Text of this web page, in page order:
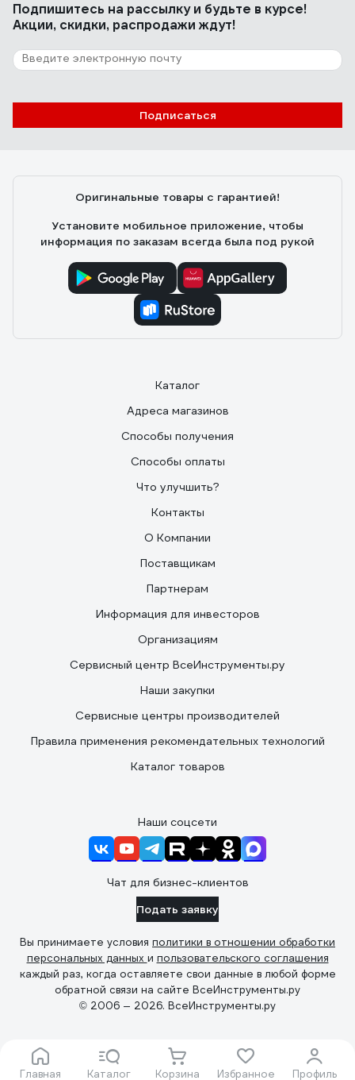
Главная Каталог Корзина Избранное Профиль
11 отзывов
Отзыв о шине Champion 16"-РМ-56 зв.
952932
Подпишитесь на рассылкуи будьте в курсе!
Акции, скидки, распродажи ждут!
Подписаться
Оригинальные товары с гарантией!
Установите мобильное приложение, чтобы
информация по заказам всегда была под рукой
Каталог
Адреса магазинов
Способы получения
Способы оплаты
Что улучшить?
Контакты
О Компании
Поставщикам
Партнерам
Информация для инвесторов
Организациям
Сервисный центр ВсеИнструменты.ру
Наши закупки
Сервисные центры производителей
Правила применения рекомендательных технологий
Каталог товаров
Наши соцсети
Чат для бизнес-клиентов
Подать заявку
Вы принимаете условия политики в отношении обработки
персональных данных и пользовательского соглашения
каждый раз, когда оставляете свои данные в любой форме
обратной связи на сайте ВсеИнструменты.ру
© 2006 — 2026. ВсеИнструменты.ру